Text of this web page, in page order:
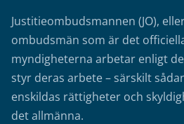
Justitieombudsmannen (JO),
ombudsmän som är det
myndigheterna arbetar enligt
styr deras arbete – särskilt
enskildas rättigheter och
det allmänna.